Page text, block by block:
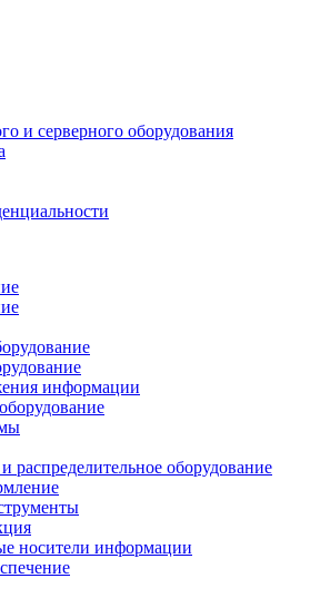
и серверного оборудования
информации
распределительное оборудование
носители информации